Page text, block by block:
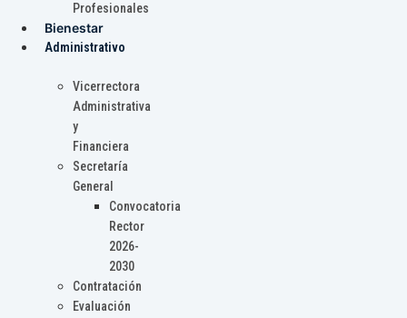
Profesionales
Bienestar
Administrativo
Vicerrectora
Administrativa
y
Financiera
Secretaría
General
Convocatoria
Rector
2026-
2030
Contratación
Evaluación